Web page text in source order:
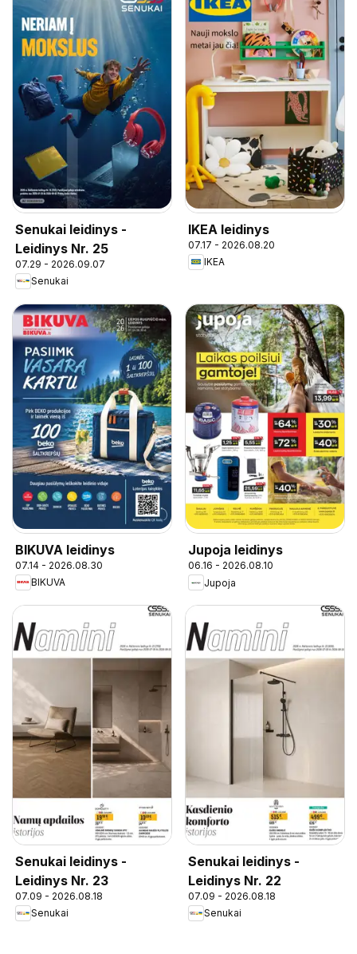
Senukai leidinys -
Leidinys Nr. 25
07.29 - 2026.09.07
Senukai
IKEA leidinys
07.17 - 2026.08.20
IKEA
BIKUVA leidinys
07.14 - 2026.08.30
BIKUVA
Jupoja leidinys
06.16 - 2026.08.10
Jupoja
Senukai leidinys -
Leidinys Nr. 23
07.09 - 2026.08.18
Senukai
Senukai leidinys -
Leidinys Nr. 22
07.09 - 2026.08.18
Senukai